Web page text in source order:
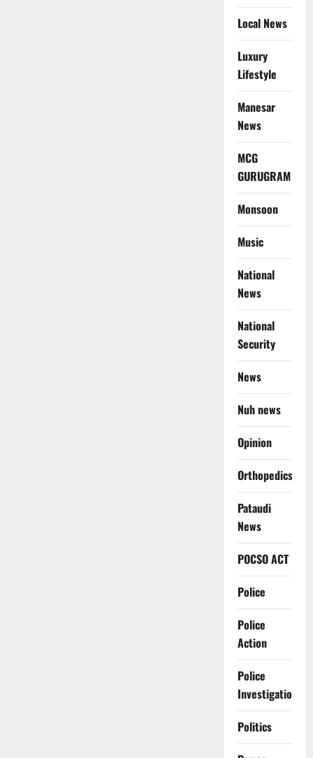
Local News
Luxury
Lifestyle
Manesar
News
MCG
GURUGRAM
Monsoon
Music
National
News
National
Security
News
Nuh news
Opinion
Orthopedics
Pataudi
News
POCSO ACT
Police
Police
Action
Police
Investigation
Politics